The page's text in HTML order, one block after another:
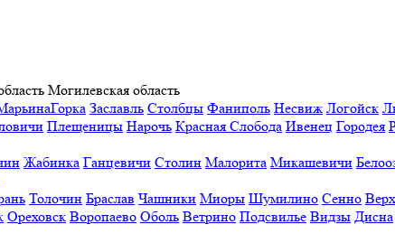
Могилевская область
Заславль Столбцы Фаниполь Несвиж Логойск
Плещеницы Нарочь Красная Слобода Ивенец Городея
Жабинка Ганцевичи Столин Малорита Микашевичи
Толочин Браслав Чашники Миоры Шумилино Сенно
Ореховск Воропаево Оболь Ветрино Подсвилье Видзы Дисна